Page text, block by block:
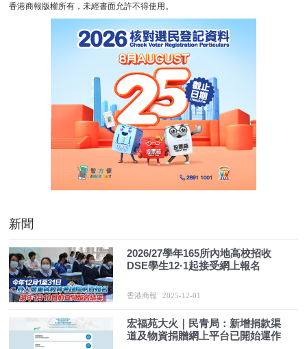
香港商報版權所有，未經書面允許不得使用。
新聞
2026/27學年165所內地高校招收
DSE學生12·1起接受網上報名
香港商報 2025-12-01
宏福苑大火｜民青局：新增捐款渠
道及物資捐贈網上平台已開始運作